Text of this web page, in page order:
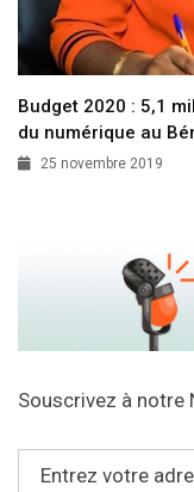
Budget 2020 : 5,1
du numérique au
25 novembre 2019
Souscrivez à notre